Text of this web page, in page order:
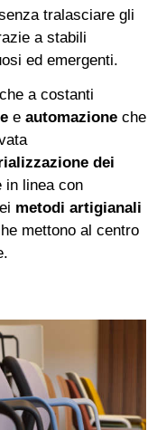
tralasciare gli
a stabili
ed emergenti.
a costanti
e automazione che
dei
in linea con
metodi artigianali
mettono al centro